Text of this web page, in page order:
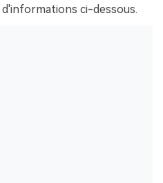
ci-dessous.